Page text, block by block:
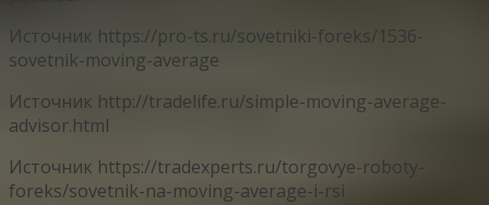
Источник https://pro-ts.ru/sovetniki-foreks/1536-
sovetnik-moving-average
Источник http://tradelife.ru/simple-moving-average-
advisor.html
Источник https://tradexperts.ru/torgovye-roboty-
foreks/sovetnik-na-moving-average-i-rsi